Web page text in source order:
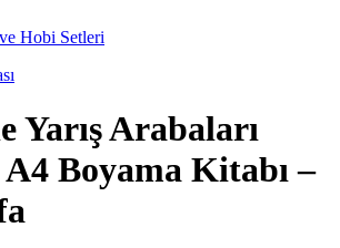
Hobi Setleri
Yarış Arabaları
A4 Boyama Kitabı –